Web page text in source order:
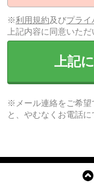
※利用規約及びプライ
上記内容に同意いただ
上記
※メール連絡をご希望
と、やむなくお電話